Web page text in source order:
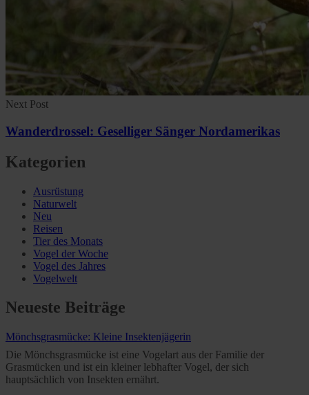
Next Post
Wanderdrossel: Geselliger Sänger Nordamerikas
Kategorien
Ausrüstung
Naturwelt
Neu
Reisen
Tier des Monats
Vogel der Woche
Vogel des Jahres
Vogelwelt
Neueste Beiträge
Mönchsgrasmücke: Kleine Insektenjägerin
Die Mönchsgrasmücke ist eine Vogelart aus der Familie der
Grasmücken und ist ein kleiner lebhafter Vogel, der sich
hauptsächlich von Insekten ernährt.